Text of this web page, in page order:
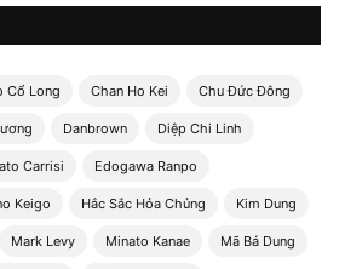
Cổ Long Chan Ho Kei Chu Đức Đông
Danbrown Diệp Chi Linh
Carrisi Edogawa Ranpo
Keigo Hắc Sắc Hỏa Chủng Kim Dung
Mark Levy Minato Kanae Mã Bá Dung